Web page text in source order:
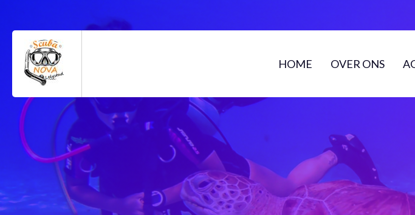
HOME OVER ONS